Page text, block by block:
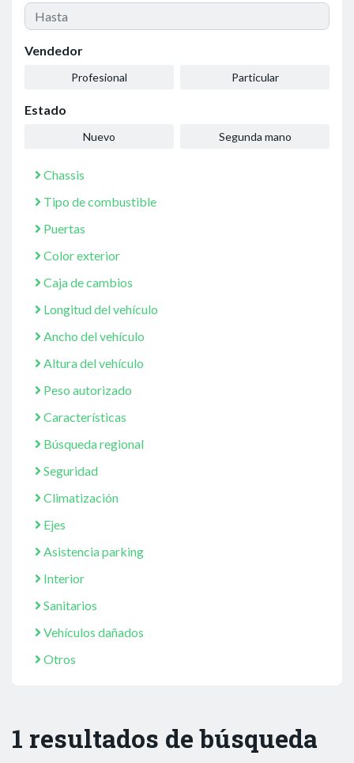
Vendedor
Profesional Particular
Estado
Nuevo Segunda mano
Chassis
Tipo de combustible
Puertas
Color exterior
Caja de cambios
Longitud del vehículo
Ancho del vehículo
Altura del vehículo
Peso autorizado
Características
Búsqueda regional
Seguridad
Climatización
Ejes
Asistencia parking
Interior
Sanitarios
Vehículos dañados
Otros
1 resultados de búsqueda